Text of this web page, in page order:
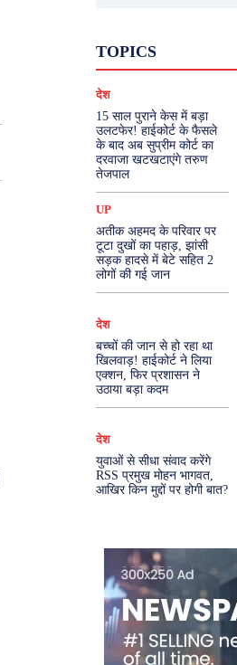
TOPICS
मनोरंजन
देश
15 साल पुराने केस में बड़ा
उलटफेर! हाईकोर्ट के फैसले
के बाद अब सुप्रीम कोर्ट का
दरवाजा खटखटाएंगे तरुण
तेजपाल
UP
अतीक अहमद के परिवार पर
टूटा दुखों का पहाड़, झांसी
सड़क हादसे में बेटे सहित 2
लोगों की गई जान
देश
बच्चों की जान से हो रहा था
खिलवाड़! हाईकोर्ट ने लिया
एक्शन, फिर प्रशासन ने
उठाया बड़ा कदम
देश
युवाओं से सीधा संवाद करेंगे
RSS प्रमुख मोहन भागवत,
आखिर किन मुद्दों पर होगी बात?